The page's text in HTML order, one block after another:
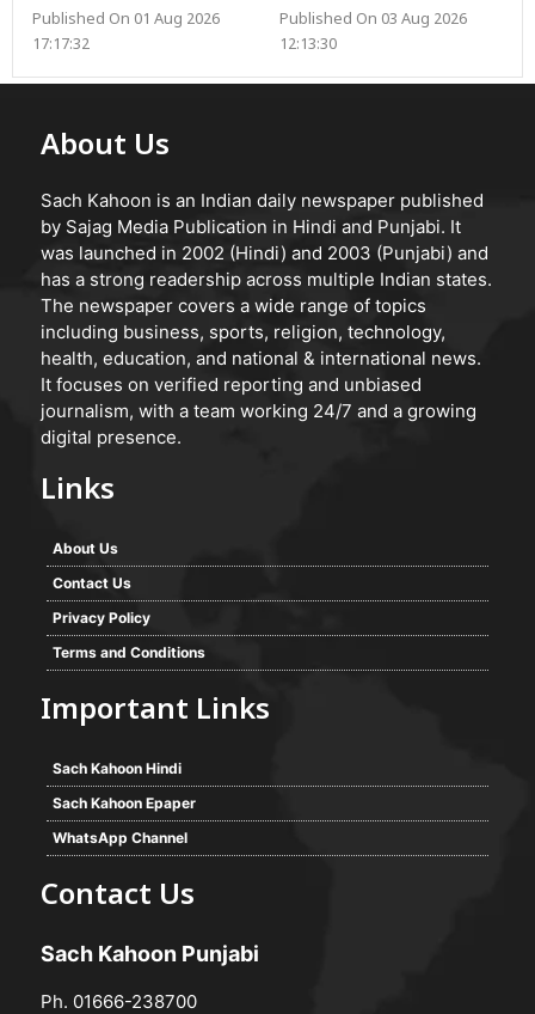
Published On 01 Aug 2026
17:17:32
Published On 03 Aug 2026
12:13:30
About Us
Sach Kahoon is an Indian daily newspaper published
by Sajag Media Publication in Hindi and Punjabi. It
was launched in 2002 (Hindi) and 2003 (Punjabi) and
has a strong readership across multiple Indian states.
The newspaper covers a wide range of topics
including business, sports, religion, technology,
health, education, and national & international news.
It focuses on verified reporting and unbiased
journalism, with a team working 24/7 and a growing
digital presence.
Links
About Us
Contact Us
Privacy Policy
Terms and Conditions
Important Links
Sach Kahoon Hindi
Sach Kahoon Epaper
WhatsApp Channel
Contact Us
Sach Kahoon Punjabi
Ph. 01666-238700